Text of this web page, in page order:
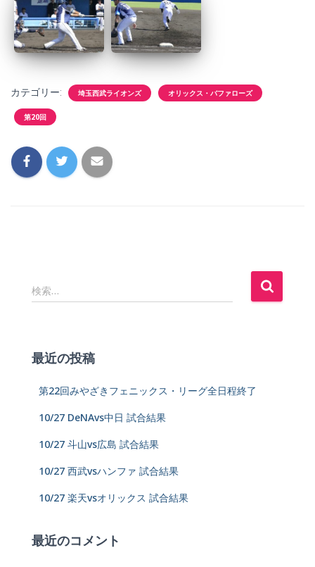
カテゴリー: 埼玉西武ライオンズ オリックス・バファローズ
第20回
検索…
最近の投稿
第22回みやざきフェニックス・リーグ全日程終了
10/27 DeNAvs中日 試合結果
10/27 斗山vs広島 試合結果
10/27 西武vsハンファ 試合結果
10/27 楽天vsオリックス 試合結果
最近のコメント